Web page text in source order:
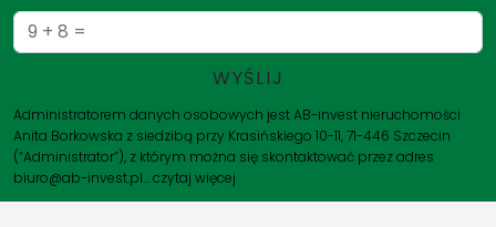
Administratorem danych osobowych jest AB-invest nieruchomości
Anita Borkowska z siedzibą przy Krasińskiego 10-11, 71-446 Szczecin
(“Administrator”), z którym można się skontaktować przez adres
biuro@ab-invest.pl…czytaj więcej